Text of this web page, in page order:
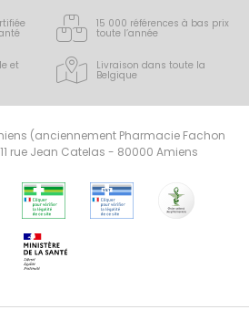
15 000 références à bas prix
toute l’année
et Livraison dans toute la
Belgique
(anciennement Pharmacie Fachon
rue Jean Catelas - 80000 Amiens